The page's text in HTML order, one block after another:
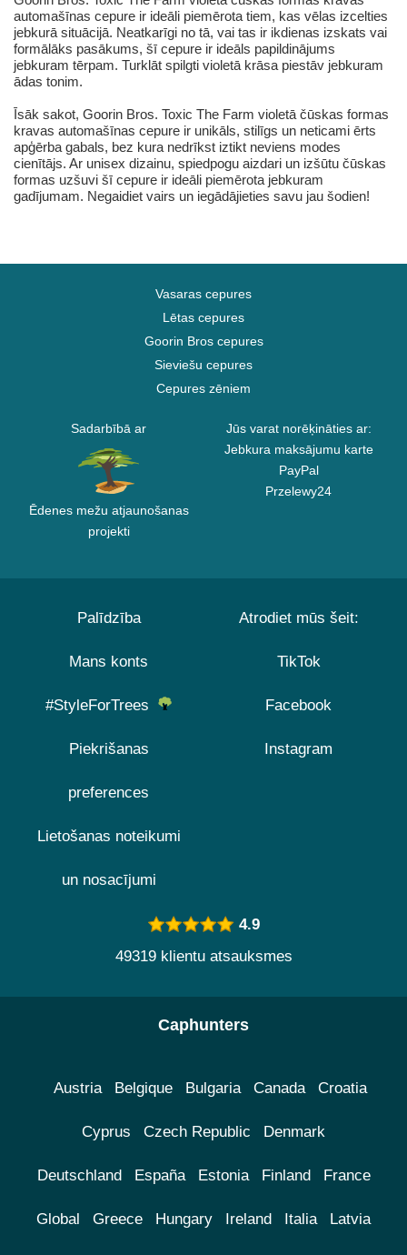
automašīnas cepure ir ideāli piemērota tiem, kas vēlas izcelties
jebkurā situācijā. Neatkarīgi no tā, vai tas ir ikdienas izskats vai
formālāks pasākums, šī cepure ir ideāls papildinājums
jebkuram tērpam. Turklāt spilgti violetā krāsa piestāv jebkuram
ādas tonim.
Īsāk sakot, Goorin Bros. Toxic The Farm violetā čūskas formas
kravas automašīnas cepure ir unikāls, stilīgs un neticami ērts
apģērba gabals, bez kura nedrīkst iztikt neviens modes
cienītājs. Ar unisex dizainu, spiedpogu aizdari un izšūtu čūskas
formas uzšuvi šī cepure ir ideāli piemērota jebkuram
gadījumam. Negaidiet vairs un iegādājieties savu jau šodien!
Vasaras cepures
Lētas cepures
Goorin Bros cepures
Sieviešu cepures
Cepures zēniem
Sadarbībā ar
Ēdenes mežu atjaunošanas
projekti
Jūs varat norēķināties ar:
Jebkura maksājumu karte
PayPal
Przelewy24
Palīdzība
Mans konts
#StyleForTrees
Piekrišanas
preferences
Lietošanas noteikumi
un nosacījumi
Atrodiet mūs šeit:
TikTok
Facebook
Instagram
4.9
49319 klientu atsauksmes
Caphunters
Austria Belgique Bulgaria Canada Croatia
Cyprus Czech Republic Denmark
Deutschland España Estonia Finland France
Global Greece Hungary Ireland Italia Latvia